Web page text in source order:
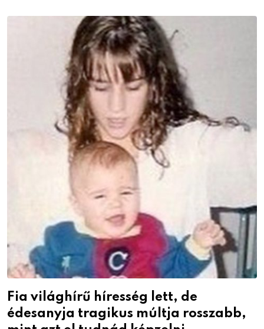
Fia világhírű híresség lett, de
édesanyja tragikus múltja rosszabb,